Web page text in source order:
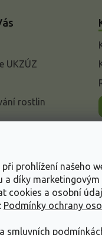
prohlížení našeho
a díky marketingovým
cookies a osobní
Podmínky ochrany
smluvních
UKZÚZ
rostlin